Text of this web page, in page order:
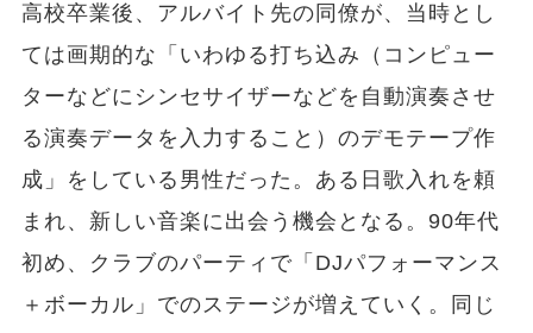
高校卒業後、アルバイト先の同僚が、当時とし
ては画期的な「いわゆる打ち込み（コンピュー
ターなどにシンセサイザーなどを自動演奏させ
る演奏データを入力すること）のデモテープ作
成」をしている男性だった。ある日歌入れを頼
まれ、新しい音楽に出会う機会となる。90年代
初め、クラブのパーティで「DJパフォーマンス
＋ボーカル」でのステージが増えていく。同じ